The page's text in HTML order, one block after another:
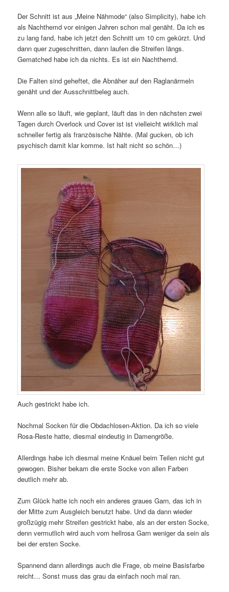
Der Schnitt ist aus „Meine Nähmode“ (also Simplicity), habe ich
als Nachthemd vor einigen Jahren schon mal genäht. Da ich es
zu lang fand, habe ich jetzt den Schnitt um 10 cm gekürzt. Und
dann quer zugeschnitten, dann laufen die Streifen längs.
Gematched habe ich da nichts. Es ist ein Nachthemd.
Die Falten sind geheftet, die Abnäher auf den Raglanärmeln
genäht und der Ausschnittbeleg auch.
Wenn alle so läuft, wie geplant, läuft das in den nächsten zwei
Tagen durch Overlock und Cover ist ist vielleicht wirklich mal
schneller fertig als französische Nähte. (Mal gucken, ob ich
psychisch damit klar komme. Ist halt nicht so schön…)
Auch gestrickt habe ich.
Nochmal Socken für die Obdachlosen-Aktion. Da ich so viele
Rosa-Reste hatte, diesmal eindeutig in Damengröße.
Allerdings habe ich diesmal meine Knäuel beim Teilen nicht gut
gewogen. Bisher bekam die erste Socke von allen Farben
deutlich mehr ab.
Zum Glück hatte ich noch ein anderes graues Garn, das ich in
der Mitte zum Ausgleich benutzt habe. Und da dann wieder
großzügig mehr Streifen gestrickt habe, als an der ersten Socke,
denn vermutlich wird auch vom hellrosa Garn weniger da sein als
bei der ersten Socke.
Spannend dann allerdings auch die Frage, ob meine Basisfarbe
reicht… Sonst muss das grau da einfach noch mal ran.